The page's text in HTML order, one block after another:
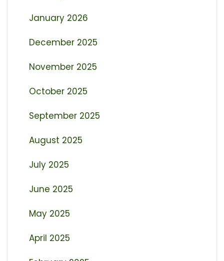
January 2026
December 2025
November 2025
October 2025
September 2025
August 2025
July 2025
June 2025
May 2025
April 2025